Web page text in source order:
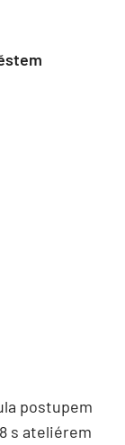
postupem
s ateliérem